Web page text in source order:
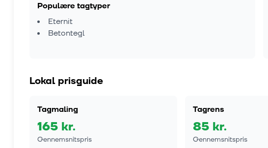
Populære tagtyper
Eternit
Betontegl
Lokal prisguide
Tagmaling
165 kr.
Gennemsnitspris
Tagrens
85 kr.
Gennemsnitspris